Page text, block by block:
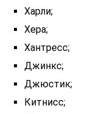
Харли;
Хера;
Хантресс;
Джинкс;
Джюстик;
Китнисс;